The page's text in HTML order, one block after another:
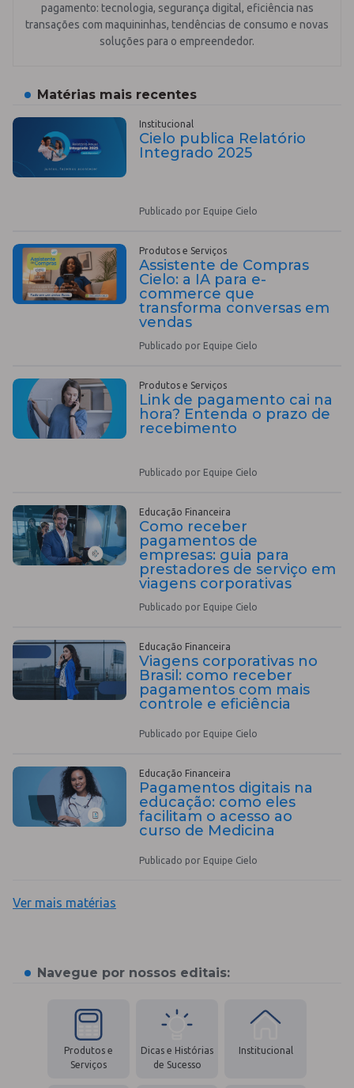
pagamento: tecnologia, segurança digital, eficiência nas
transações com maquininhas, tendências de consumo e novas
soluções para o empreendedor.
Matérias mais recentes
Institucional
Cielo publica Relatório
Integrado 2025
Publicado por Equipe Cielo
Produtos e Serviços
Assistente de Compras
Cielo: a IA para e-
commerce que
transforma conversas em
vendas
Publicado por Equipe Cielo
Produtos e Serviços
Link de pagamento cai na
hora? Entenda o prazo de
recebimento
Publicado por Equipe Cielo
Educação Financeira
Como receber
pagamentos de
empresas: guia para
prestadores de serviço em
viagens corporativas
Publicado por Equipe Cielo
Educação Financeira
Viagens corporativas no
Brasil: como receber
pagamentos com mais
controle e eficiência
Publicado por Equipe Cielo
Educação Financeira
Pagamentos digitais na
educação: como eles
facilitam o acesso ao
curso de Medicina
Publicado por Equipe Cielo
Ver mais matérias
Navegue por nossos editais:
Produtos e
Serviços
Dicas e Histórias
de Sucesso
Institucional